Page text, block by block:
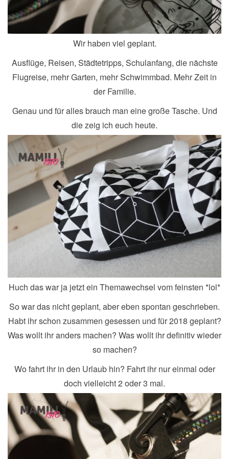
Wir haben viel geplant.
Ausflüge, Reisen, Städtetripps, Schulanfang, die nächste
Flugreise, mehr Garten, mehr Schwimmbad. Mehr Zeit in
der Familie.
Genau und für alles brauch man eine große Tasche. Und
die zeig ich euch heute.
Huch das war ja jetzt ein Themawechsel vom feinsten *lol*
So war das nicht geplant, aber eben spontan geschrieben.
Habt ihr schon zusammen gesessen und für 2018 geplant?
Was wollt ihr anders machen? Was wollt ihr definitiv wieder
so machen?
Wo fahrt ihr in den Urlaub hin? Fahrt ihr nur einmal oder
doch vielleicht 2 oder 3 mal.